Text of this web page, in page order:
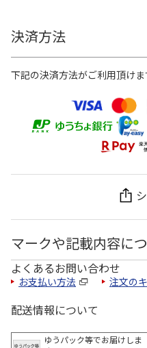
決済方法
下記の決済方法がご利用頂けま
マークや記載内容に
よくあるお問い合わせ
お支払い方法 注文の
配送情報について
ゆうパック等でお届けしま